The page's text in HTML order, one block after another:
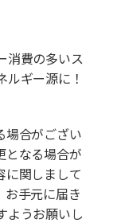
消費の多いス
ギー源に！
場合がござい
となる場合が
に関しまして
お手元に届き
ようお願いし